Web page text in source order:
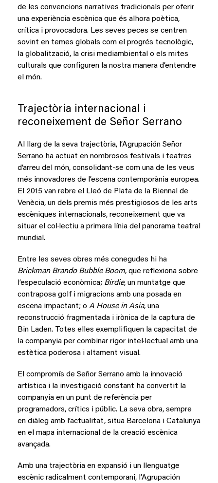
de les convencions narratives tradicionals per oferir
una experiència escènica que és alhora poètica,
crítica i provocadora. Les seves peces se centren
sovint en temes globals com el progrés tecnològic,
la globalització, la crisi mediambiental o els mites
culturals que configuren la nostra manera d’entendre
el món.
Trajectòria internacional i
reconeixement de Señor Serrano
Al llarg de la seva trajectòria, l’Agrupación Señor
Serrano ha actuat en nombrosos festivals i teatres
d’arreu del món, consolidant-se com una de les veus
més innovadores de l’escena contemporània europea.
El 2015 van rebre el Lleó de Plata de la Biennal de
Venècia, un dels premis més prestigiosos de les arts
escèniques internacionals, reconeixement que va
situar el col·lectiu a primera línia del panorama teatral
mundial.
Entre les seves obres més conegudes hi ha
Brickman Brando Bubble Boom, que reflexiona sobre
l’especulació econòmica; Birdie, un muntatge que
contraposa golf i migracions amb una posada en
escena impactant; o A House in Asia, una
reconstrucció fragmentada i irònica de la captura de
Bin Laden. Totes elles exemplifiquen la capacitat de
la companyia per combinar rigor intel·lectual amb una
estètica poderosa i altament visual.
El compromís de Señor Serrano amb la innovació
artística i la investigació constant ha convertit la
companyia en un punt de referència per
programadors, crítics i públic. La seva obra, sempre
en diàleg amb l’actualitat, situa Barcelona i Catalunya
en el mapa internacional de la creació escènica
avançada.
Amb una trajectòria en expansió i un llenguatge
escènic radicalment contemporani, l’Agrupación